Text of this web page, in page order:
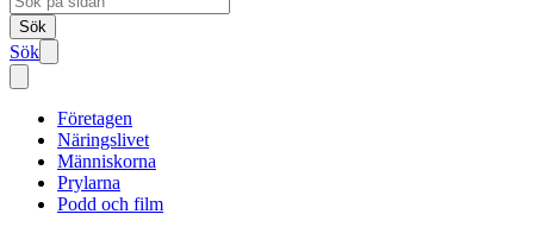
Sök
Sök
Företagen
Näringslivet
Människorna
Prylarna
Podd och film